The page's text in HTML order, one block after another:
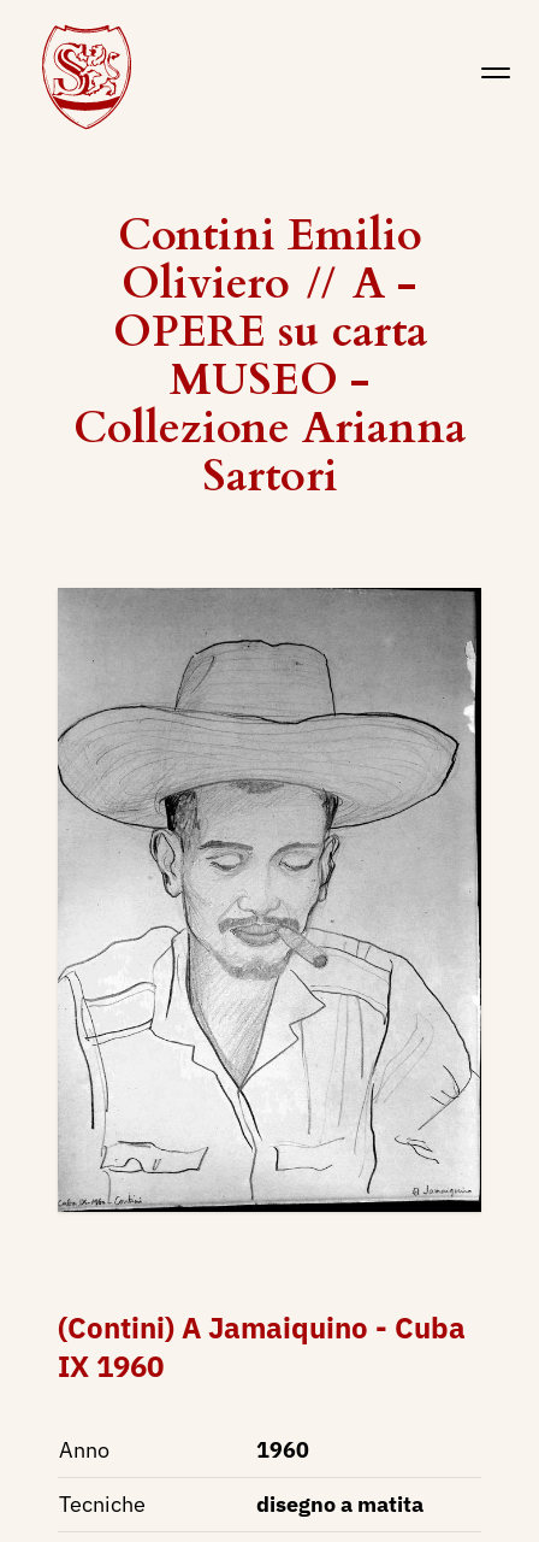
Contini Emilio
Oliviero // A -
OPERE su carta
MUSEO -
Collezione Arianna
Sartori
(Contini) A Jamaiquino - Cuba
IX 1960
Anno
1960
Tecniche
disegno a matita